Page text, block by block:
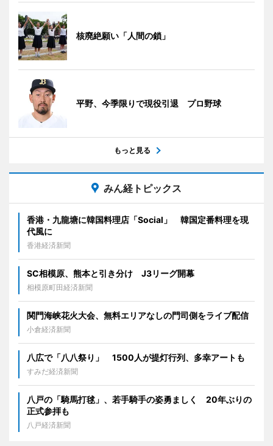
核廃絶願い「人間の鎖」
平野、今季限りで現役引退 プロ野球
もっと見る
みん経トピックス
香港・九龍塘に韓国料理店「Social」 韓国定番料理を現
代風に
香港経済新聞
SC相模原、熊本と引き分け J3リーグ開幕
相模原町田経済新聞
関門海峡花火大会、無料エリアなしの門司側をライブ配信
小倉経済新聞
八広で「八八祭り」 1500人が提灯行列、多幸アートも
すみだ経済新聞
八戸の「騎馬打毬」、若手騎手の姿勇ましく 20年ぶりの
正式参拝も
八戸経済新聞